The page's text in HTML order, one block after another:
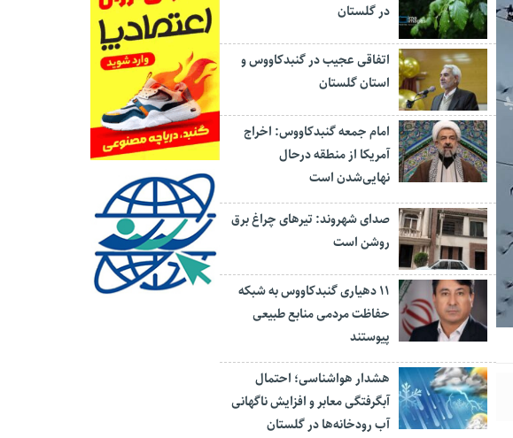
در گلستان
اتفاقی عجیب در‌ گنبدکاووس و
استان گلستان
امام جمعه گنبدکاووس: اخراج
آمریکا از منطقه درحال
نهایی‌شدن است
صدای شهروند: تیرهای چراغ برق
روشن است
۱۱ دهیاری گنبدکاووس به شبکه
حفاظت مردمی منابع طبیعی
پیوستند
هشدار هواشناسی؛ احتمال
آبگرفتگی معابر و افزایش ناگهانی
آب رودخانه‌ها در گلستان